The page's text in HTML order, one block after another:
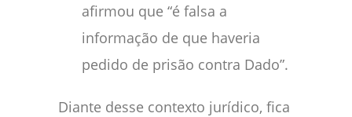
afirmou que “é falsa a
informação de que haveria
pedido de prisão contra Dado”.
Diante desse contexto jurídico, fica